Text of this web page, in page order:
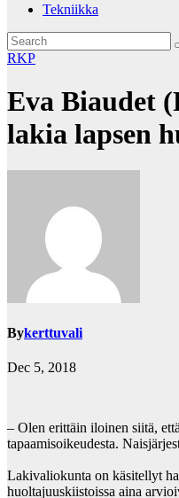
Tekniikka
RKP
Eva Biaudet
lakia lapsen
Bykerttuvali
Dec 5, 2018
– Olen erittäin iloinen siitä,
tapaamisoikeudesta.
Lakivaliokunta on käsitellyt
huoltajuuskiistoissa aina